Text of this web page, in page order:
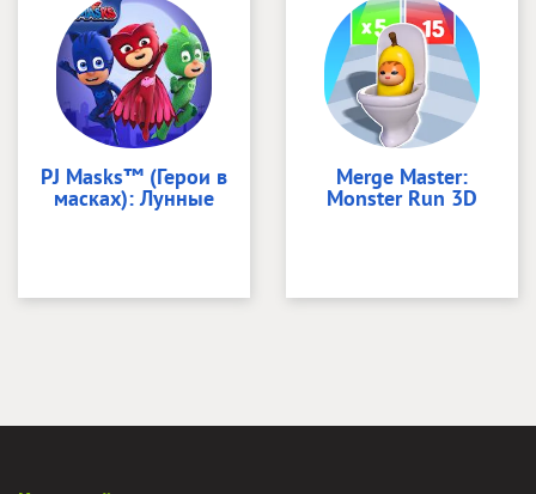
PJ Masks™ (Герои в
масках): Лунные
Merge Master:
Monster Run 3D